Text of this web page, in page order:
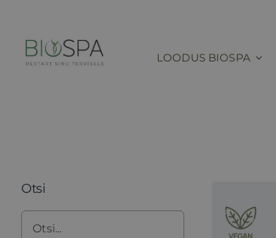
content
LOODUS BIOSPA
Otsi